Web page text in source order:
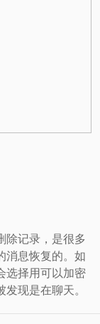
除记录，是很多
消息恢复的。如
选择用可以加密
现是在聊天。